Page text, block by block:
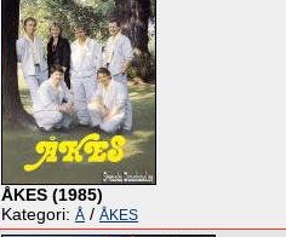
ÅKES (1985)
Kategori: Å / ÅKES